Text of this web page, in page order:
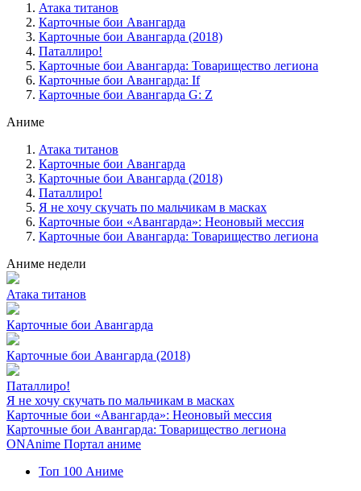
Атака титанов
Карточные бои Авангарда
Карточные бои Авангарда (2018)
Паталлиро!
Карточные бои Авангарда: Товарищество легиона
Карточные бои Авангарда: If
Карточные бои Авангарда G: Z
Аниме
Атака титанов
Карточные бои Авангарда
Карточные бои Авангарда (2018)
Паталлиро!
Я не хочу скучать по мальчикам в масках
Карточные бои «Авангарда»: Неоновый мессия
Карточные бои Авангарда: Товарищество легиона
Аниме недели
Атака титанов
Карточные бои Авангарда
Карточные бои Авангарда (2018)
Паталлиро!
Я не хочу скучать по мальчикам в масках
Карточные бои «Авангарда»: Неоновый мессия
Карточные бои Авангарда: Товарищество легиона
ONAnime Портал аниме
Топ 100 Аниме